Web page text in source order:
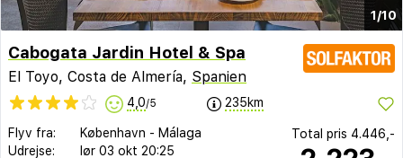
1/10
Cabogata Jardin Hotel & Spa
El Toyo, Costa de Almería, Spanien
4,0/5 235km
Flyv fra: København - Málaga
Udrejse:
lør 03 okt 20:25
Total pris 4.446,-